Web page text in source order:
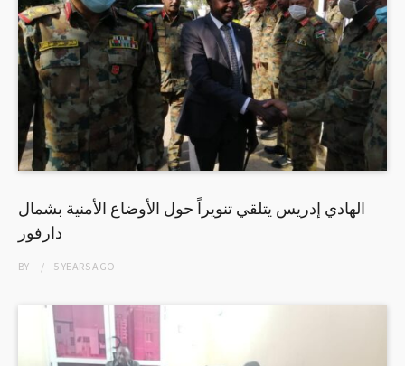
الهادي إدريس يتلقي تنويراً حول الأوضاع الأمنية بشمال
دارفور
BY 5 YEARSAGO